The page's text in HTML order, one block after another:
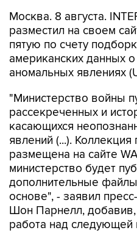
Москва. 8 августа.
разместил на своем
пятую по счету
американских данных
аномальных явлениях
"Министерство войны
рассекреченных и
касающихся
явлений (...).
размещена на сайте
министерство будет
дополнительные
основе", - заявил
Шон Парнелл, добавив,
работа над следующей